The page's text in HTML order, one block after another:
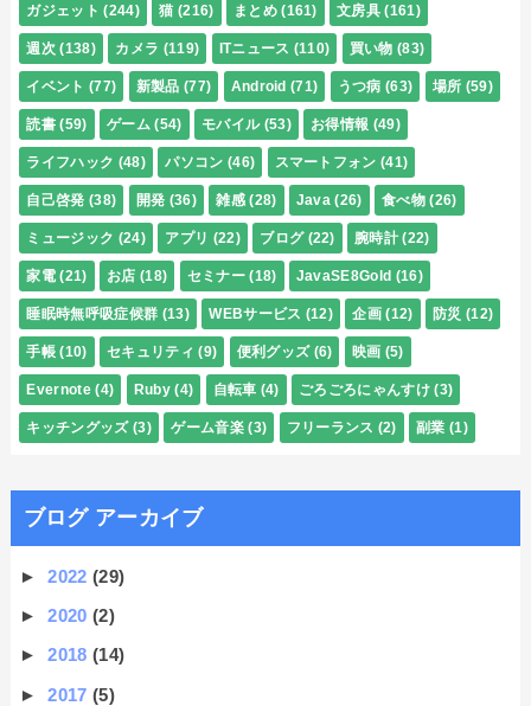
ガジェット (244) 猫 (216) まとめ (161) 文房具 (161)
週次 (138) カメラ (119) ITニュース (110) 買い物 (83)
イベント (77) 新製品 (77) Android (71) うつ病 (63) 場所 (59)
読書 (59) ゲーム (54) モバイル (53) お得情報 (49)
ライフハック (48) パソコン (46) スマートフォン (41)
自己啓発 (38) 開発 (36) 雑感 (28) Java (26) 食べ物 (26)
ミュージック (24) アプリ (22) ブログ (22) 腕時計 (22)
家電 (21) お店 (18) セミナー (18) JavaSE8Gold (16)
睡眠時無呼吸症候群 (13) WEBサービス (12) 企画 (12) 防災 (12)
手帳 (10) セキュリティ (9) 便利グッズ (6) 映画 (5)
Evernote (4) Ruby (4) 自転車 (4) ごろごろにゃんすけ (3)
キッチングッズ (3) ゲーム音楽 (3) フリーランス (2) 副業 (1)
ブログ アーカイブ
►2022(29)
►2020(2)
►2018(14)
►2017(5)